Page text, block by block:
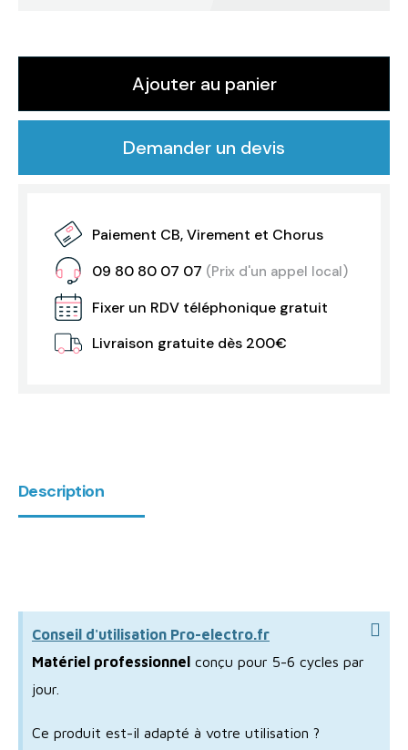
Ajouter au panier
Demander un devis
Paiement CB, Virement et Chorus
09 80 80 07 07 (Prix d'un appel local)
Fixer un RDV téléphonique gratuit
Livraison gratuite dès 200€
Description
Conseil d'utilisation Pro-electro.fr
Matériel professionnelconçu pour 5-6 cycles par
jour.
Ce produit est-il adapté à votre utilisation ?